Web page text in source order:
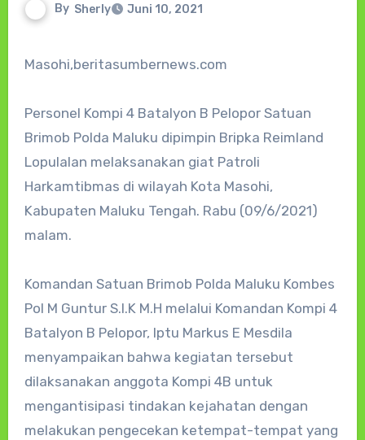
By Sherly Juni 10, 2021
Masohi,beritasumbernews.com
Personel Kompi 4 Batalyon B Pelopor Satuan
Brimob Polda Maluku dipimpin Bripka Reimland
Lopulalan melaksanakan giat Patroli
Harkamtibmas di wilayah Kota Masohi,
Kabupaten Maluku Tengah. Rabu (09/6/2021)
malam.
Komandan Satuan Brimob Polda Maluku Kombes
Pol M Guntur S.I.K M.H melalui Komandan Kompi 4
Batalyon B Pelopor, Iptu Markus E Mesdila
menyampaikan bahwa kegiatan tersebut
dilaksanakan anggota Kompi 4B untuk
mengantisipasi tindakan kejahatan dengan
melakukan pengecekan ketempat-tempat yang